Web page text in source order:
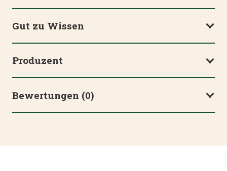
Gut zu Wissen
Produzent
Bewertungen (0)